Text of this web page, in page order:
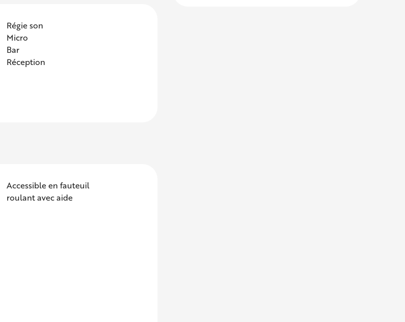
Régie son
Micro
Bar
Réception
Accessible en fauteuil
roulant avec aide